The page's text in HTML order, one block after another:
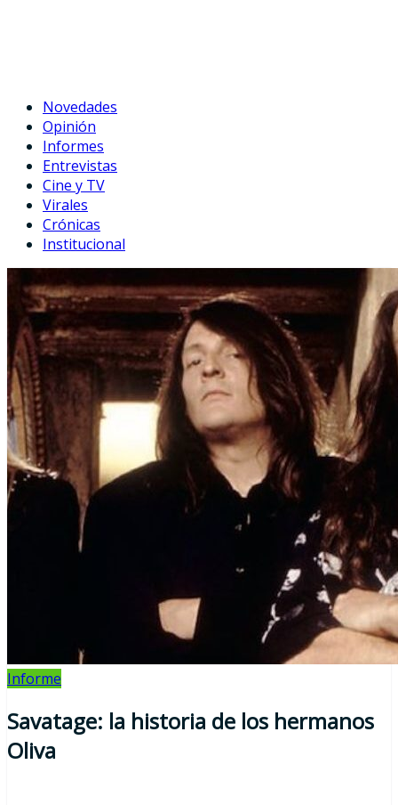
Novedades
Opinión
Informes
Entrevistas
Cine y TV
Virales
Crónicas
Institucional
Informe
Savatage: la historia de los hermanos
Oliva